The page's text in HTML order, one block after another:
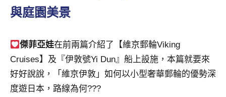
景
節
主
持、
吳
哥
窟
與庭園美景
傑菲亞娃在前兩篇介紹了【維京郵輪Viking
Cruises】及『伊敦號Yi Dun』船上設施，本篇就要來
好好說說，「維京伊敦」如何以小型奢華郵輪的優勢深
度遊日本，路線為何???